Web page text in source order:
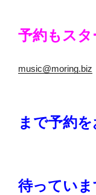
予約もスタ
music@moring.biz
まで予約
待ってい